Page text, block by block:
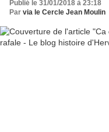
Publié le 31/01/2018 à 23:18
Par via le Cercle Jean Moulin